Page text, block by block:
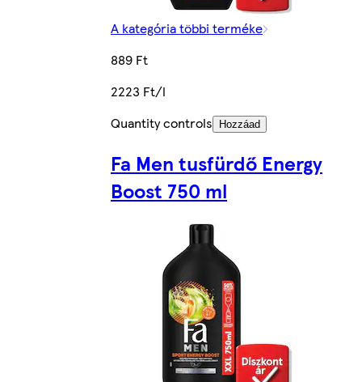
A kategória többi terméke
889 Ft
2223 Ft/l
Quantity controls
Hozzáad
Fa Men tusfürdő Energy
Boost 750 ml